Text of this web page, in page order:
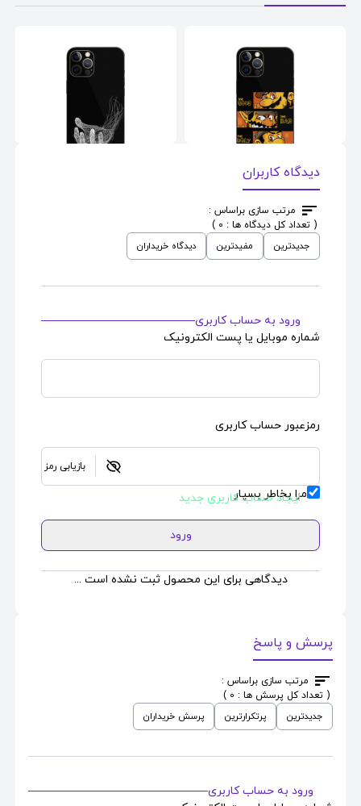
اسکین موبایلطرح
Super Arcade Western
قیمت : 690,000 تومان قیمت : 690,000
دیدگاه کاربران
مرتب سازی براساس :
( تعداد کل دیدگاه ها : 0 )
جدیدترین
مفیدترین دیدگاه خریداران
ورود به حساب کاربری
شماره موبایل یا پست الکترونیک
رمزعبور حساب کاربری
بازیابی رمز
مرا بخاطر بسپار
ایجاد حساب کاربری جدید
ورود
دیدگاهی برای این محصول ثبت نشده است ...
پرسش و پاسخ
مرتب سازی براساس :
( تعداد کل پرسش ها : 0 )
جدیدترین
پرتکرارترین پرسش خریداران
ورود به حساب کاربری